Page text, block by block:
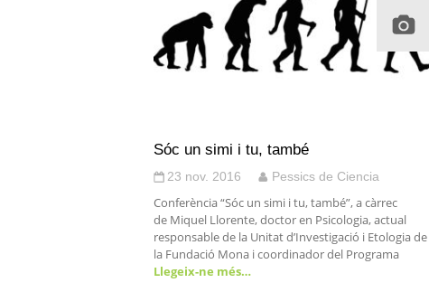
Sóc un simi i tu, també
23 nov. 2016 Pessics de Ciencia
Conferència “Sóc un simi i tu, també”, a càrrec
de Miquel Llorente, doctor en Psicologia, actual
responsable de la Unitat d’Investigació i Etologia de
la Fundació Mona i coordinador del Programa
Llegeix-ne més…